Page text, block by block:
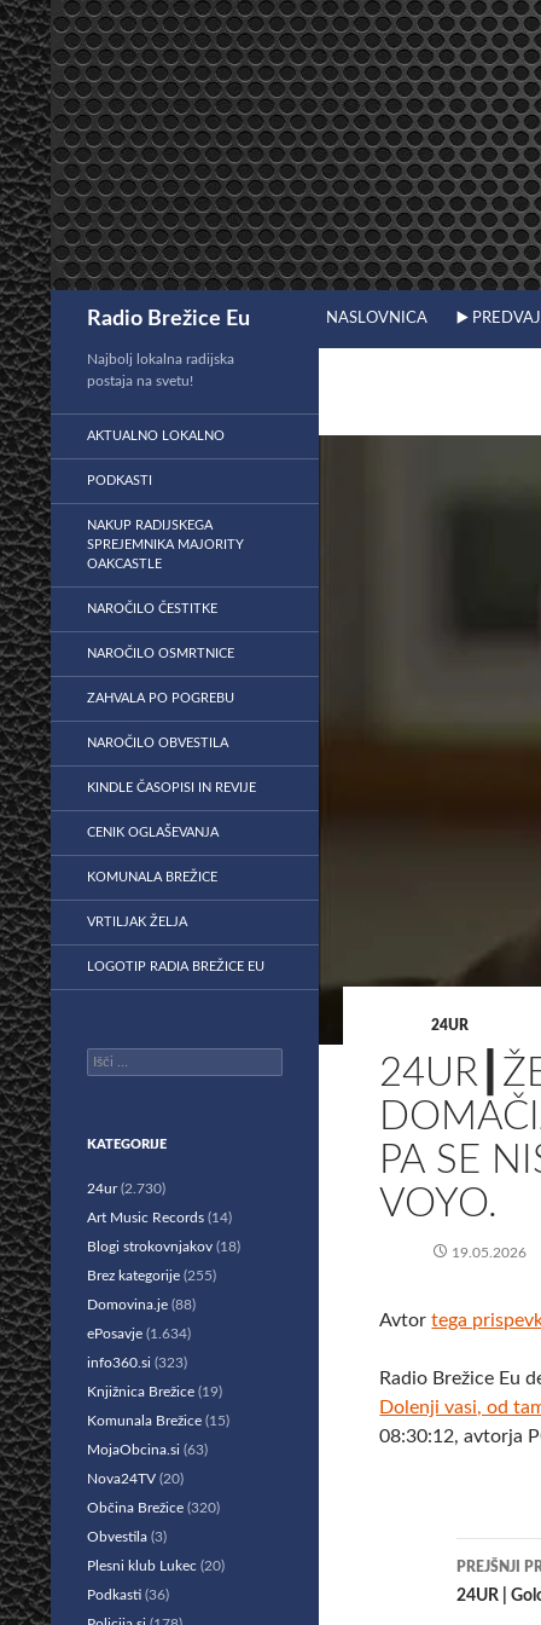
Preskoči
na
vsebino
Radio Brežice Eu NASLOVNICA ▶️
24UR
PA SE
VOYO.
19.05.2026
Avtortega
Radio Brežice Eu
Dolenji vasi, od
08:30:12, avtorja
po
PREJŠNJI
24UR |
Najbolj lokalna radijska
postaja na svetu!
AKTUALNO LOKALNO
PODKASTI
NAKUP RADIJSKEGA
SPREJEMNIKA MAJORITY
OAKCASTLE
NAROČILO ČESTITKE
NAROČILO OSMRTNICE
ZAHVALA PO POGREBU
NAROČILO OBVESTILA
KINDLE ČASOPISI IN REVIJE
CENIK OGLAŠEVANJA
KOMUNALA BREŽICE
VRTILJAK ŽELJA
LOGOTIP RADIA BREŽICE EU
Išči:
KATEGORIJE
24ur(2.730)
Art Music Records (14)
Blogi strokovnjakov (18)
Brez kategorije (255)
Domovina.je (88)
ePosavje (1.634)
info360.si (323)
Knjižnica Brežice (19)
Komunala Brežice (15)
MojaObcina.si (63)
Nova24TV (20)
Občina Brežice (320)
Obvestila (3)
Plesni klub Lukec (20)
Podkasti (36)